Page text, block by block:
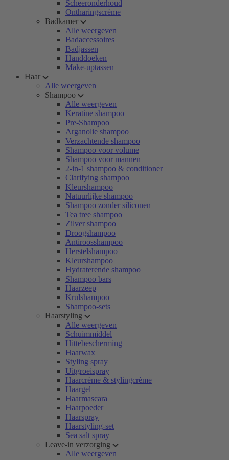
Scheeronderhoud
Ontharingscrème
Badkamer
Alle weergeven
Badaccessoires
Badjassen
Handdoeken
Make-uptassen
Haar
Alle weergeven
Shampoo
Alle weergeven
Keratine shampoo
Pre-Shampoo
Arganolie shampoo
Verzachtende shampoo
Shampoo voor volume
Shampoo voor mannen
2-in-1 shampoo & conditioner
Clarifying shampoo
Kleurshampoo
Natuurlijke shampoo
Shampoo zonder siliconen
Tea tree shampoo
Zilver shampoo
Droogshampoo
Antiroosshampoo
Herstelshampoo
Kleurshampoo
Hydraterende shampoo
Shampoo bars
Haarzeep
Krulshampoo
Shampoo-sets
Haarstyling
Alle weergeven
Schuimmiddel
Hittebescherming
Haarwax
Styling spray
Uitgroeispray
Haarcrème & stylingcrème
Haargel
Haarmascara
Haarpoeder
Haarspray
Haarstyling-set
Sea salt spray
Leave-in verzorging
Alle weergeven